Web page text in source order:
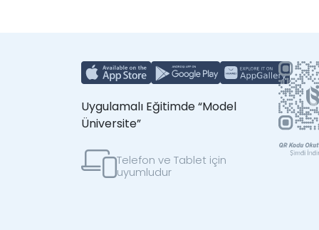
Uygulamalı Eğitimde “Model
Üniversite”
Telefon ve Tablet için
uyumludur